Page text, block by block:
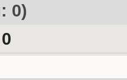
0)
0